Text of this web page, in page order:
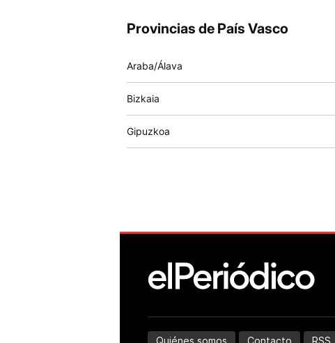
Provincias de País Vasco
Araba/Álava
Bizkaia
Gipuzkoa
Quiénes somos Contacto RSS